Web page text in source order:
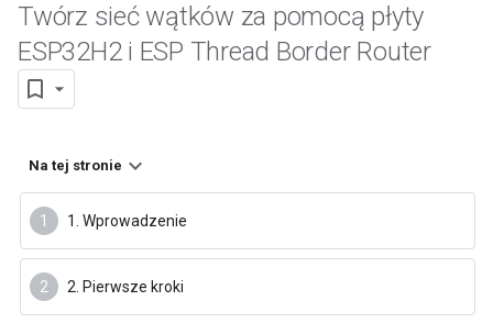
Twórz sieć wątków za pomocą płyty
ESP32H2 i ESP Thread Border Router
Na tej stronie
1. Wprowadzenie
2. Pierwsze kroki